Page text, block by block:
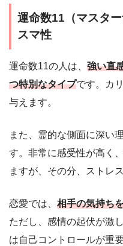
運命数11（マスタ
スマ性
運命数11の人は、 強い直
つ特別なタイプです。カ
与えます。
また、霊的な側面に深い
す。非常に感受性が高く
ますが、その分、ストレ
恋愛では、 相手の気持ち
ただし、感情の起伏が激
は自己コントロールが重要